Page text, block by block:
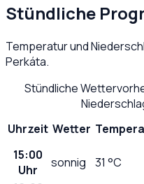
Stündliche
Temperatur und
Perkáta.
Stündliche
Uhrzeit Wetter
15:00
Uhr
sonnig 31 °C